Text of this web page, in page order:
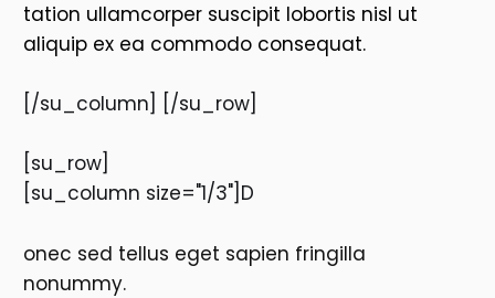
tation ullamcorper suscipit lobortis nisl ut
aliquip ex ea commodo consequat.
[/su_column] [/su_row]
[su_row]
[su_column size="1/3"]D
onec sed tellus eget sapien fringilla
nonummy.